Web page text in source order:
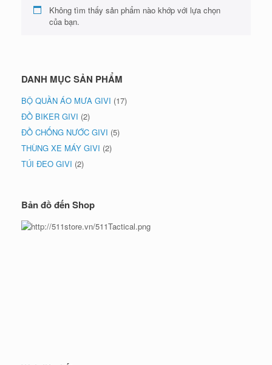
Không tìm thấy sản phẩm nào khớp với lựa chọn
của bạn.
DANH MỤC SẢN PHẨM
BỘ QUẦN ÁO MƯA GIVI (17)
ĐỒ BIKER GIVI (2)
ĐỒ CHỐNG NƯỚC GIVI (5)
THÙNG XE MÁY GIVI (2)
TÚI ĐEO GIVI (2)
Bản đồ đến Shop